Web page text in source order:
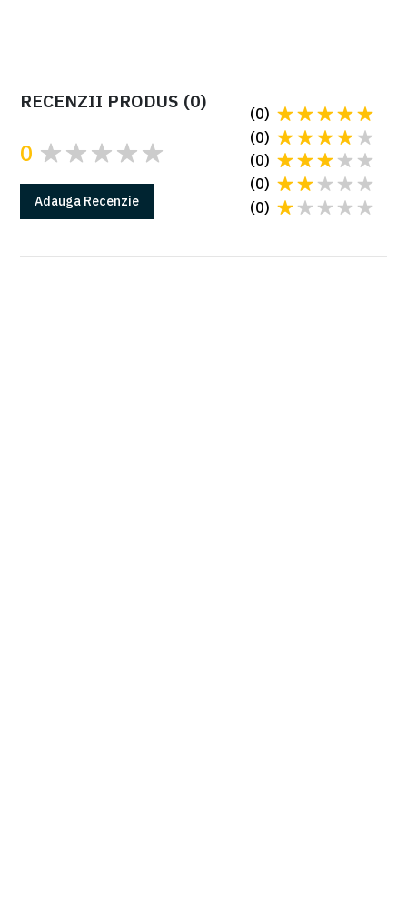
RECENZII PRODUS (0)
0
Adauga Recenzie (0)
(0)
(0)
(0)
(0)